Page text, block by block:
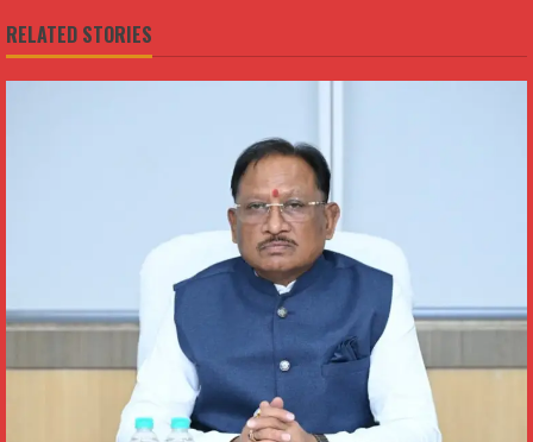
RELATED STORIES